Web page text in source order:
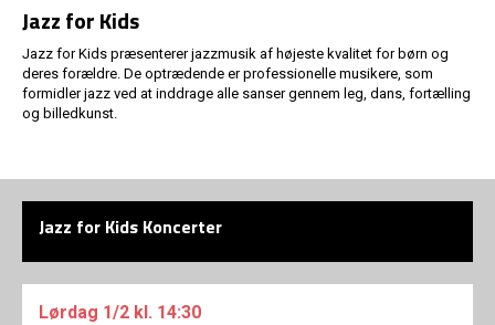
Jazz for Kids
Jazz for Kids præsenterer jazzmusik af højeste kvalitet for børn og
deres forældre. De optrædende er professionelle musikere, som
formidler jazz ved at inddrage alle sanser gennem leg, dans, fortælling
og billedkunst.
Jazz for Kids Koncerter
Lørdag 1/2 kl. 14:30